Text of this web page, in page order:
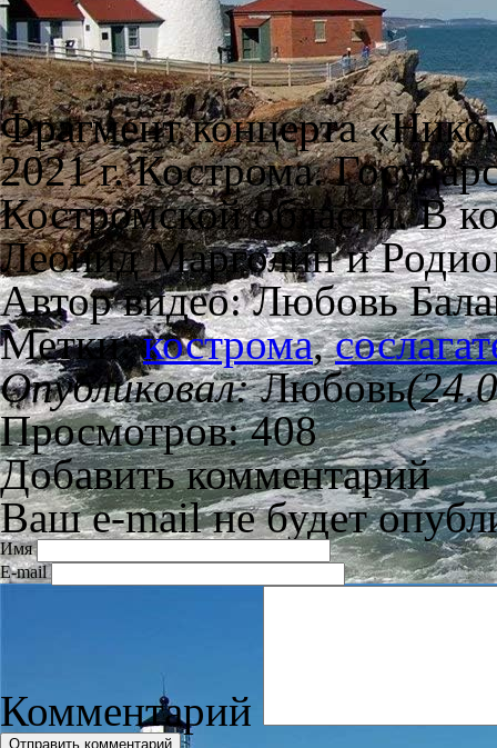
Фрагмент концерта
2021 г. Кострома.
Костромской области. В
Леонид Марголин и
Автор видео: Любовь
Метки:кострома,
Опубликовал:Любовь
Просмотров: 408
Добавить комментарий
Ваш e-mail не будет
Имя
E-mail
Комментарий